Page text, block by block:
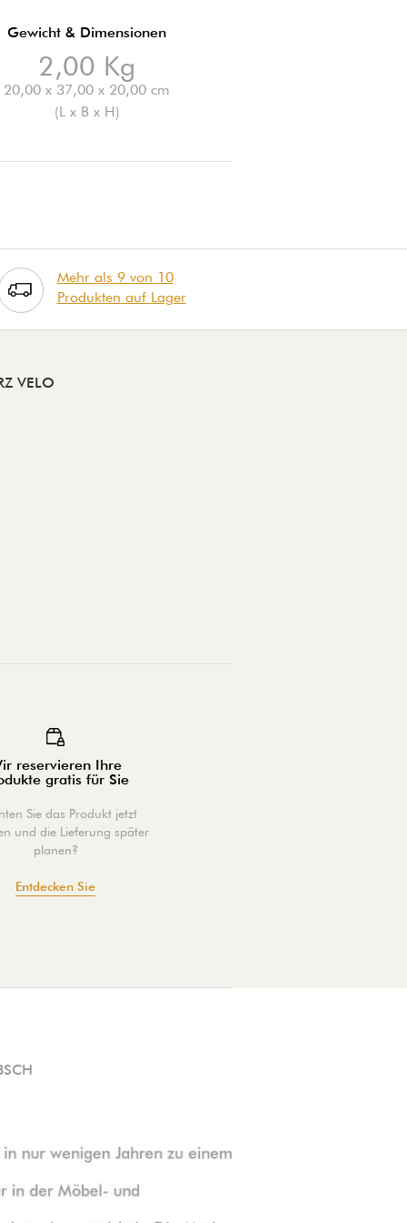
Gewicht & Dimensionen
2,00 Kg
20,00 x 37,00 x 20,00 cm
(L x B x H)
Mehr als 9 von 10
Produkten auf Lager
VELO
reservieren Ihre
gratis für Sie
Sie das Produkt jetzt
und die Lieferung später
planen?
Entdecken Sie